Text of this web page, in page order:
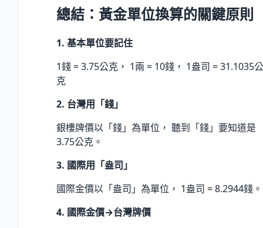
總結：黃金單位換算的關鍵原則
1. 基本單位要記住
1錢 = 3.75公克， 1兩 = 10錢， 1盎司 = 31.1035公
克
2. 台灣用「錢」
銀樓牌價以「錢」為單位， 聽到「錢」要知道是
3.75公克。
3. 國際用「盎司」
國際金價以「盎司」為單位， 1盎司 = 8.2944錢。
4. 國際金價→台灣牌價